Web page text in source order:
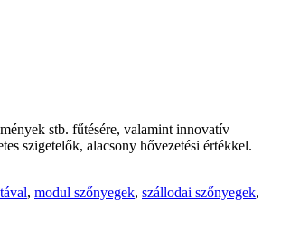
stb. fűtésére, valamint innovatív
szigetelők, alacsony hővezetési értékkel.
, modul szőnyegek, szállodai szőnyegek,